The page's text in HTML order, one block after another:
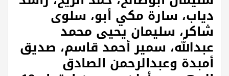
دياب، سارة مكي أبو، سلوى
شاكر، سليمان يحيى محمد
عبدالله، سمير أحمد قاسم، صديق
أمبدة وعبدالرحمن الصادق